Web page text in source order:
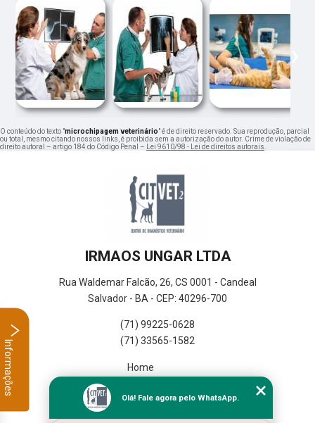
‹ ›
O conteúdo do texto "microchipagem veterinário" é de direito reservado. Sua reprodução, parcial
ou total, mesmo citando nossos links, é proibida sem a autorização do autor. Crime de violação de
direito autoral – artigo 184 do Código Penal –
Lei 9610/98 - Lei de direitos autorais
IRMAOS UNGAR LTDA
Rua Waldemar Falcão, 26, CS 0001 - Candeal
Salvador - BA - CEP: 40296-700
(71) 99225-0628
(71) 33565-1582
Home
Missão
Olá! Fale agora pelo WhatsApp.
Informações